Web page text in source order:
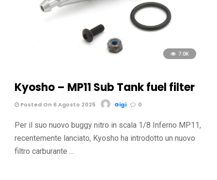
7.0K
Kyosho – MP11 Sub Tank fuel filter
Posted On 6 Agosto 2025 Gigi 0
Per il suo nuovo buggy nitro in scala 1/8 Inferno MP11,
recentemente lanciato, Kyosho ha introdotto un nuovo
filtro carburante …